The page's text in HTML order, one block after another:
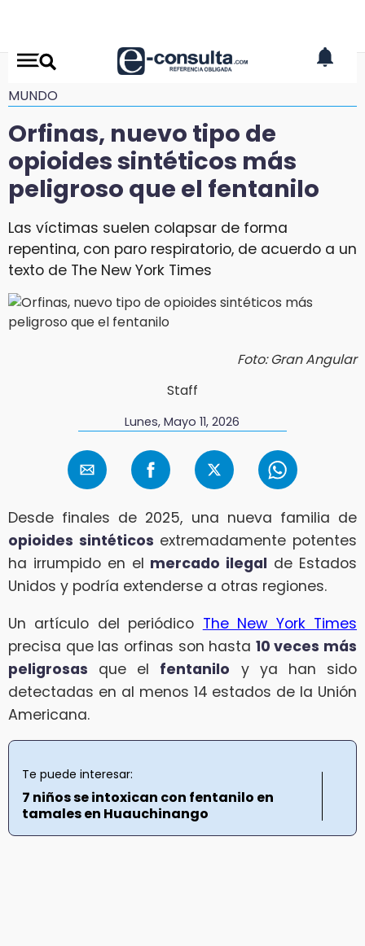
MUNDO
Orfinas, nuevo tipo de
opioides sintéticos más
peligroso que el fentanilo
Las víctimas suelen colapsar de forma
repentina, con paro respiratorio, de acuerdo a un
texto de The New York Times
Foto: Gran Angular
Staff
Lunes, Mayo 11, 2026
Desde finales de 2025, una nueva familia de
opioides sintéticos extremadamente potentes
ha irrumpido en el mercado ilegal de Estados
Unidos y podría extenderse a otras regiones.
Un artículo del periódico The New York Times
precisa que las orfinas son hasta 10 veces más
peligrosas que el fentanilo y ya han sido
detectadas en al menos 14 estados de la Unión
Americana.
Te puede interesar:
7 niños se intoxican con fentanilo en
tamales en Huauchinango